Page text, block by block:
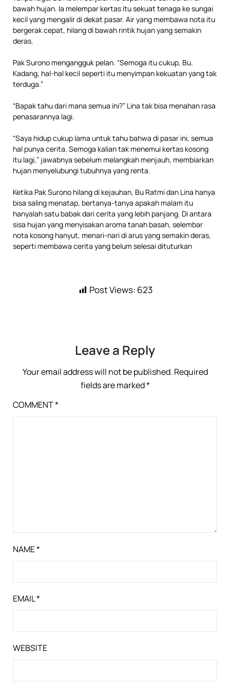
bawah hujan. Ia melempar kertas itu sekuat tenaga ke sungai
kecil yang mengalir di dekat pasar. Air yang membawa nota itu
bergerak cepat, hilang di bawah rintik hujan yang semakin
deras.
Pak Surono mengangguk pelan. “Semoga itu cukup, Bu.
Kadang, hal-hal kecil seperti itu menyimpan kekuatan yang tak
terduga.”
“Bapak tahu dari mana semua ini?” Lina tak bisa menahan rasa
penasarannya lagi.
“Saya hidup cukup lama untuk tahu bahwa di pasar ini, semua
hal punya cerita. Semoga kalian tak menemui kertas kosong
itu lagi,” jawabnya sebelum melangkah menjauh, membiarkan
hujan menyelubungi tubuhnya yang renta.
Ketika Pak Surono hilang di kejauhan, Bu Ratmi dan Lina hanya
bisa saling menatap, bertanya-tanya apakah malam itu
hanyalah satu babak dari cerita yang lebih panjang. Di antara
sisa hujan yang menyisakan aroma tanah basah, selembar
nota kosong hanyut, menari-nari di arus yang semakin deras,
seperti membawa cerita yang belum selesai dituturkan
Post Views: 623
Leave a Reply
Your email address will not be published. Required
fields are marked*
COMMENT*
NAME*
EMAIL*
WEBSITE